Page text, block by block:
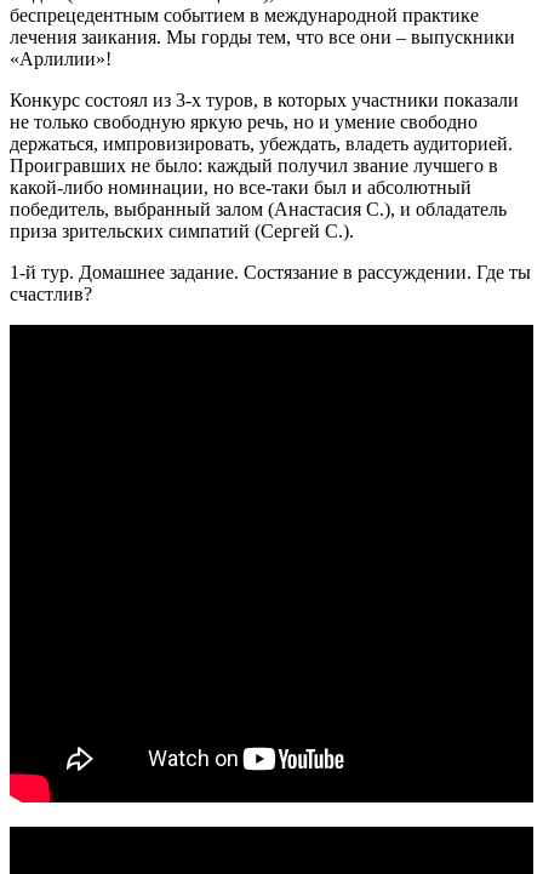
беспрецедентным событием в международной практике
лечения заикания. Мы горды тем, что все они – выпускники
«Арлилии»!
Конкурс состоял из 3-х туров, в которых участники показали
не только свободную яркую речь, но и умение свободно
держаться, импровизировать, убеждать, владеть аудиторией.
Проигравших не было: каждый получил звание лучшего в
какой-либо номинации, но все-таки был и абсолютный
победитель, выбранный залом (Анастасия С.), и обладатель
приза зрительских симпатий (Сергей С.).
1-й тур. Домашнее задание. Состязание в рассуждении. Где ты
счастлив?